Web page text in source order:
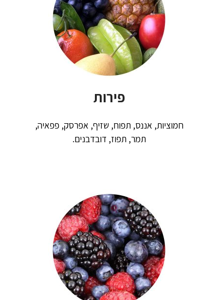
פירות
חמוציות, אננס, תפוח, שזיף, אפרסק, פפאיה,
תמר,תפוז,דובדבנים.